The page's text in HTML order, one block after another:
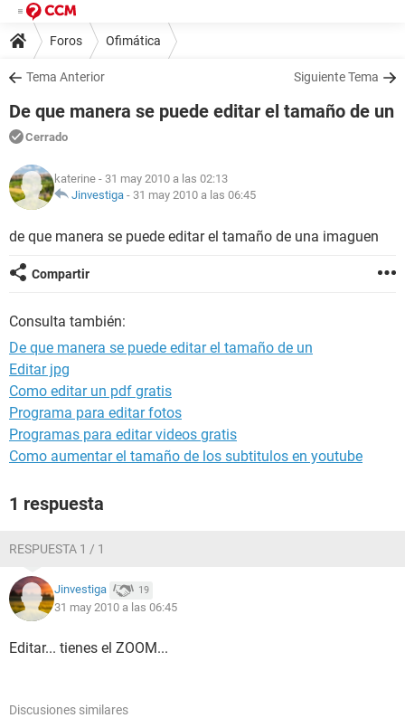
Foros Ofimática
Tema Anterior Siguiente Tema
De que manera se puede editar el tamaño de un
Cerrado
katerine - 31 may 2010 a las 02:13
Jinvestiga - 31 may 2010 a las 06:45
de que manera se puede editar el tamaño de una imaguen
Compartir
Consulta también:
De que manera se puede editar el tamaño de un
Editar jpg
Como editar un pdf gratis
Programa para editar fotos
Programas para editar videos gratis
Como aumentar el tamaño de los subtitulos en youtube
1 respuesta
RESPUESTA 1 / 1
Jinvestiga 19
31 may 2010 a las 06:45
Editar... tienes el ZOOM...
Discusiones similares